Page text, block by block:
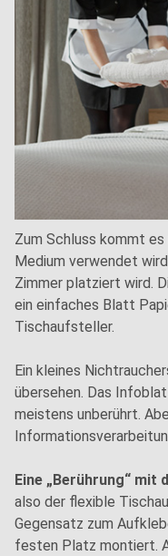
Zum Schluss kommt
Medium verwendet
Zimmer platziert wird.
ein einfaches Blatt
Tischaufsteller.
Ein kleines
übersehen. Das
meistens unberührt.
Eine „Berührung“ mit
also der flexible
Gegensatz zum
festen Platz montiert.